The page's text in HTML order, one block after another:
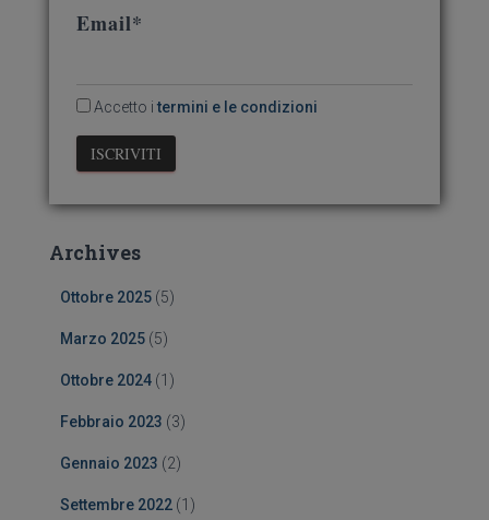
Email*
Accetto i termini e le condizioni
Archives
Ottobre 2025 (5)
Marzo 2025 (5)
Ottobre 2024 (1)
Febbraio 2023 (3)
Gennaio 2023 (2)
Settembre 2022 (1)